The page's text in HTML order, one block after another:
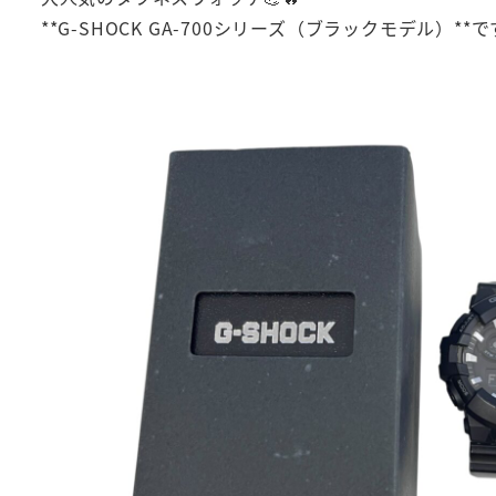
**G-SHOCK GA-700シリーズ（ブラックモデル）**で